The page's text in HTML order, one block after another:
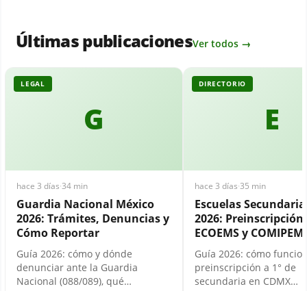
Últimas publicacionesVer todos →
G
LEGAL
hace 3 días·34 min
Guardia Nacional México
2026: Trámites, Denuncias y
Cómo Reportar
Guía 2026: cómo y dónde
denunciar ante la Guardia
Nacional (088/089), qué…
E
DIRECTORIO
hace 3 días·35 min
Escuelas
2026: Preinscripción,
ECOEMS y
Guía 2026: cómo
preinscripción a 1° de
secundaria en CDMX…